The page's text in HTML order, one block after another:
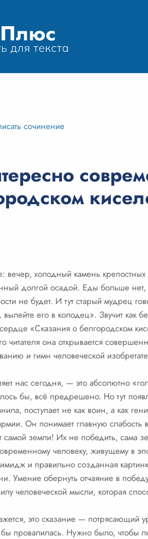
сочинение
вечер, холодный камень
долгой осадой. Еды больше
не будет. И тут старый мудрец
вылейте его в колодец». Звучит
«Сказания о белгородском
читателя она открывается
и гимн человеческой
нас сегодня, — это абсолютно
бы, всё предрешено. Но тут
поступает не как воин, а как
Он понимает главную слабость
самой земли! Их не победить, сама
человеку, живущему в
и правильно созданная
Умение обернуть отчаяние в
человеческой мысли, которая
это сказание — потрясающий
бы провалилась. Нужно было,